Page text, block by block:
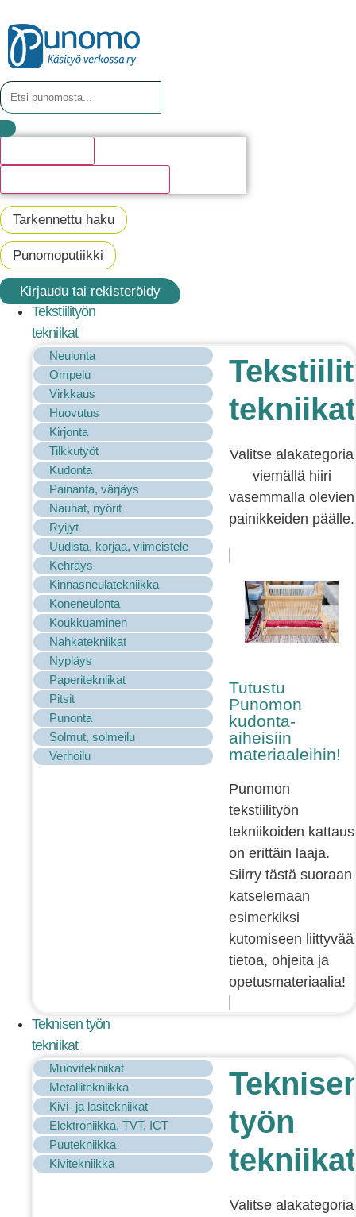
Tarkennettu haku
Punomoputiikki
Kirjaudu tai rekisteröidy
Tekstiilityön
tekniikat
Neulonta
Ompelu
Virkkaus
Huovutus
Kirjonta
Tilkkutyöt
Kudonta
Painanta, värjäys
Nauhat, nyörit
Ryijyt
Uudista, korjaa, viimeistele
Kehräys
Kinnasneulatekniikka
Koneneulonta
Koukkuaminen
Nahkatekniikat
Nypläys
Paperitekniikat
Pitsit
Punonta
Solmut, solmeilu
Verhoilu
tekniikat
Valitse alakategoria
viemällä hiiri
vasemmalla olevien
painikkeiden päälle.
Tutustu
Punomon
kudonta-
aiheisiin
materiaaleihin!
Punomon
tekstiilityön
tekniikoiden kattaus
on erittäin laaja.
Siirry tästä suoraan
katselemaan
esimerkiksi
kutomiseen liittyvää
tietoa, ohjeita ja
opetusmateriaalia!
Teknisen työn
tekniikat
Muovitekniikat
Metallitekniikka
Kivi- ja lasitekniikat
Elektroniikka, TVT, ICT
Puutekniikka
Kivitekniikka
työn
tekniikat
Valitse alakategoria